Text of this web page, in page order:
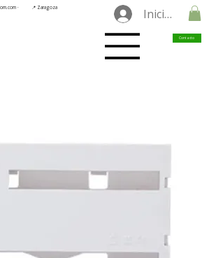
· 📍 Zaragoza Iniciar
Contacto